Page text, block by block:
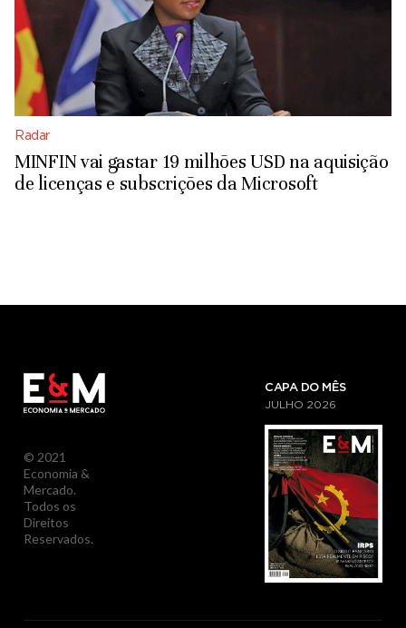
Radar
MINFIN vai gastar 19 milhões USD na aquisição
de licenças e subscrições da Microsoft
© 2021
Economia &
Mercado.
Todos os
Direitos
Reservados.
CAPA DO MÊS
JULHO 2026